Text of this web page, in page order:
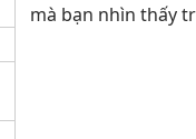
mà bạn nhìn thấy